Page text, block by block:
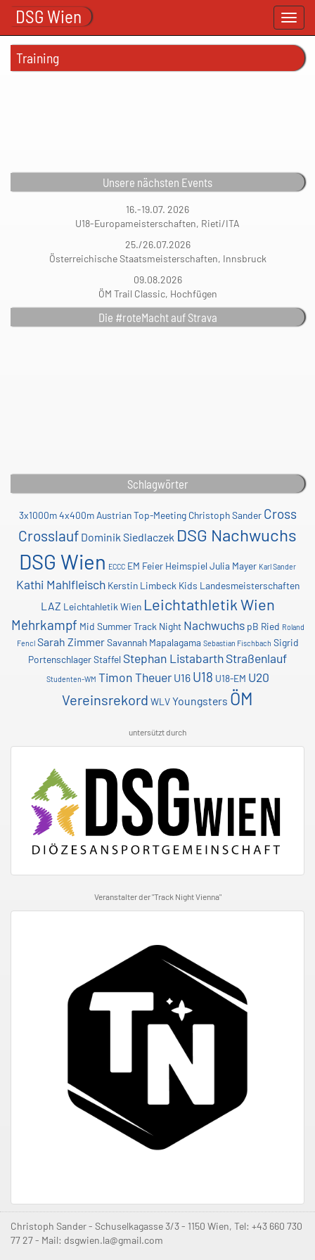
Toggle
DSG Wien
Training
Unsere nächsten Events
16.-19.07. 2026
U18-Europameisterschaften, Rieti/ITA
25./26.07.2026
Österreichische Staatsmeisterschaften, Innsbruck
09.08.2026
ÖM Trail Classic, Hochfügen
Die #roteMacht auf Strava
Schlagwörter
3x1000m 4x400m Austrian Top-Meeting Christoph Sander Cross
Crosslauf Dominik Siedlaczek DSG Nachwuchs
DSG Wien ECCC EM Feier Heimspiel Julia Mayer Karl Sander
Kathi Mahlfleisch Kerstin Limbeck Kids Landesmeisterschaften
LAZ Leichtahletik Wien Leichtathletik Wien
Mehrkampf Mid Summer Track Night Nachwuchs pB Ried Roland
Fencl Sarah Zimmer Savannah Mapalagama Sebastian Fischbach Sigrid
PortenschlagerStaffel Stephan ListabarthStraßenlauf
Studenten-WM Timon Theuer U16 U18 U18-EM U20
Vereinsrekord WLVYoungsters ÖM
untersützt durch
Veranstalter der "Track Night Vienna"
Christoph Sander - Schuselkagasse 3/3 - 1150 Wien, Tel: +43 660 730
77 27 - Mail: dsgwien.la@gmail.com